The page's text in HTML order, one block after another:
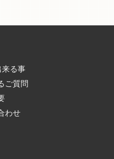
来る事
ご質問
わせ